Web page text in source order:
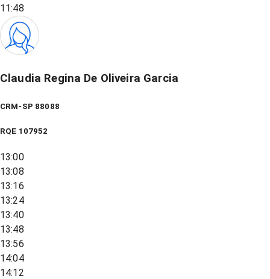
11:48
Claudia Regina De Oliveira Garcia
CRM-SP 88088
RQE 107952
13:00
13:08
13:16
13:24
13:40
13:48
13:56
14:04
14:12